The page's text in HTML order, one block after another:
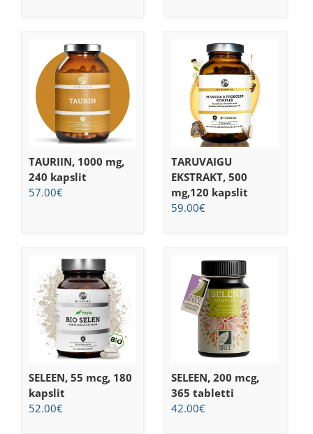
TAURIIN, 1000 mg,
240 kapslit
57.00€
TARUVAIGU
EKSTRAKT, 500
mg,120 kapslit
59.00€
SELEEN, 55 mcg, 180
kapslit
52.00€
SELEEN, 200 mcg,
365 tabletti
42.00€